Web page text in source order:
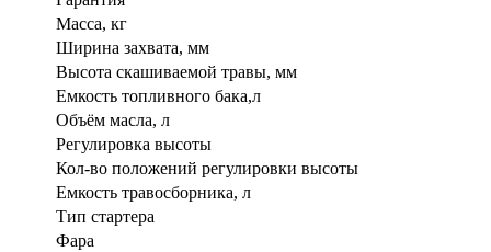
Масса, кг
Ширина захвата, мм
Высота скашиваемой травы, мм
Емкость топливного бака,л
Объём масла, л
Регулировка высоты
Кол-во положений регулировки высоты
Емкость травосборника, л
Тип стартера
Фара